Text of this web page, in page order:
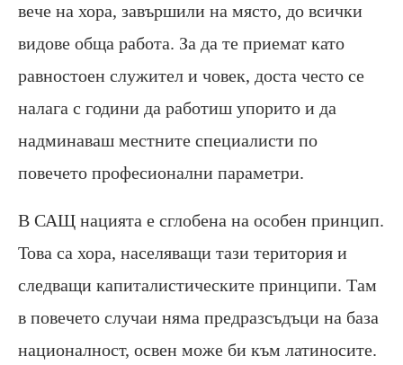
вече на хора, завършили на място, до всички
видове обща работа. За да те приемат като
равностоен служител и човек, доста често се
налага с години да работиш упорито и да
надминаваш местните специалисти по
повечето професионални параметри.
В САЩ нацията е сглобена на особен принцип.
Това са хора, населяващи тази територия и
следващи капиталистическите принципи. Там
в повечето случаи няма предразсъдъци на база
националност, освен може би към латиносите.